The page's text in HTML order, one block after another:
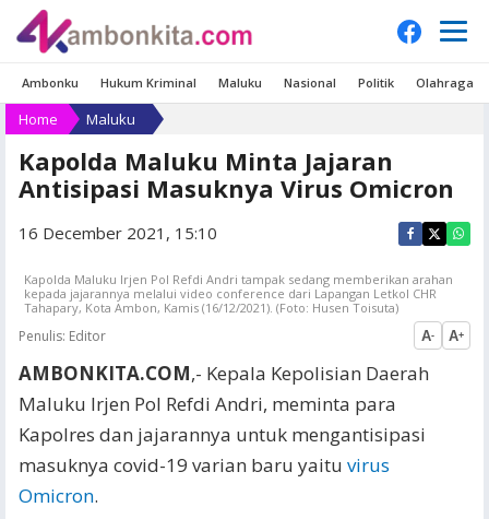
Ambonku Hukum Kriminal Maluku Nasional Politik Olahraga
Home Maluku
Kapolda Maluku Minta Jajaran
Antisipasi Masuknya Virus Omicron
16 December 2021, 15:10
Kapolda Maluku Irjen Pol Refdi Andri tampak sedang memberikan arahan
kepada jajarannya melalui video conference dari Lapangan Letkol CHR
Tahapary, Kota Ambon, Kamis (16/12/2021). (Foto: Husen Toisuta)
Penulis: Editor A- A+
AMBONKITA.COM,- Kepala Kepolisian Daerah
Maluku Irjen Pol Refdi Andri, meminta para
Kapolres dan jajarannya untuk mengantisipasi
masuknya covid-19 varian baru yaitu virus
Omicron.